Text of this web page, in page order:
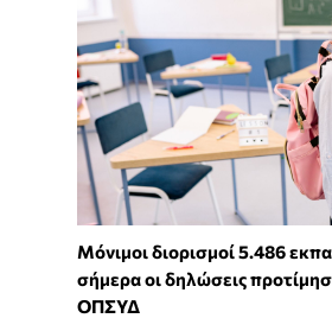
Μόνιμοι διορισμοί 5.486
σήμερα οι δηλώσεις
ΟΠΣΥΔ